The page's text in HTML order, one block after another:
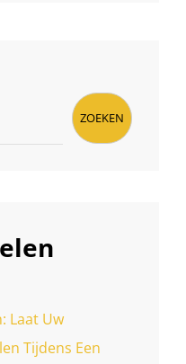
ZOEKEN
Laat Uw
Tijdens Een